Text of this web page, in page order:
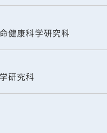
健康科学研究科
研究科